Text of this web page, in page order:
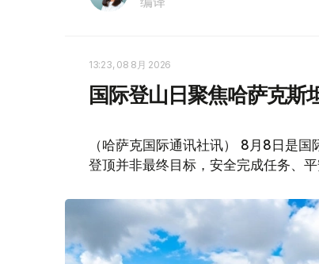
13:23, 08 8月 2026
国际登山日聚焦哈萨克斯
（哈萨克国际通讯社讯） 8月8日是
登顶并非最终目标，安全完成任务、